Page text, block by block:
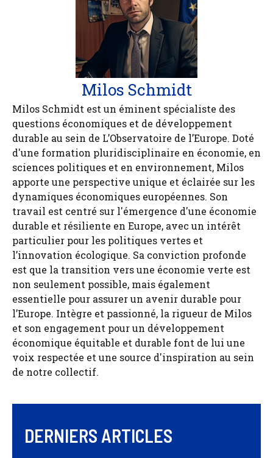
Milos Schmidt
Milos Schmidt est un éminent spécialiste des
questions économiques et de développement
durable au sein de L’Observatoire de l’Europe. Doté
d'une formation pluridisciplinaire en économie, en
sciences politiques et en environnement, Milos
apporte une perspective unique et éclairée sur les
dynamiques économiques européennes. Son
travail est centré sur l'émergence d'une économie
durable et résiliente en Europe, avec un intérêt
particulier pour les politiques vertes et
l’innovation écologique. Sa conviction profonde
est que la transition vers une économie verte est
non seulement possible, mais également
essentielle pour assurer un avenir durable pour
l’Europe. Intègre et passionné, la rigueur de Milos
et son engagement pour un développement
économique équitable et durable font de lui une
voix respectée et une source d'inspiration au sein
de notre collectif.
DERNIERS ARTICLES